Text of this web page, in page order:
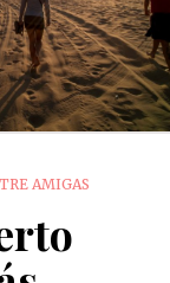
AMIGAS